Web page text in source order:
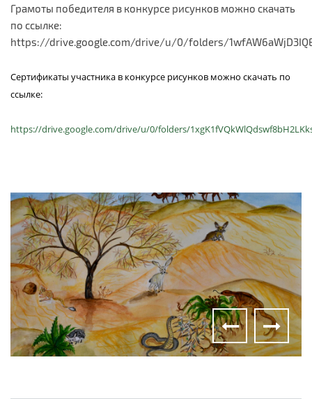
Грамоты победителя в конкурсе рисунков можно скачать
по ссылке:
https://drive.google.com/drive/u/0/folders/
Сертификаты участника в конкурсе рисунков можно скачать по
ссылке:
https://drive.google.com/drive/u/0/folders/